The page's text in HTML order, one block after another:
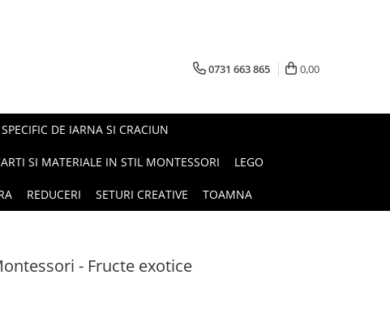
0731 663 865 0,00
DE IARNA SI CRACIUN
SI MATERIALE IN STIL MONTESSORI LEGO
REDUCERI SETURI CREATIVE TOAMNA
- Fructe exotice